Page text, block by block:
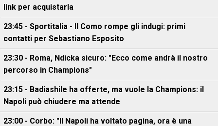
link per acquistarla
23:45 - Sportitalia - Il Como rompe gli indugi: primi
contatti per Sebastiano Esposito
23:30 - Roma, Ndicka sicuro: "Ecco come andrà il nostro
percorso in Champions"
23:15 - Badiashile ha offerte, ma vuole la Champions: il
Napoli può chiudere ma attende
23:00 - Corbo: "Il Napoli ha voltato pagina, ora è una